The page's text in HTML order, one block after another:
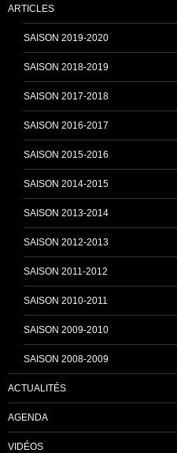
o
h
n
ARTICLES
SAISON 2019-2020
SAISON 2018-2019
SAISON 2017-2018
SAISON 2016-2017
SAISON 2015-2016
SAISON 2014-2015
SAISON 2013-2014
SAISON 2012-2013
SAISON 2011-2012
SAISON 2010-2011
SAISON 2009-2010
SAISON 2008-2009
ACTUALITÉS
AGENDA
VIDÉOS